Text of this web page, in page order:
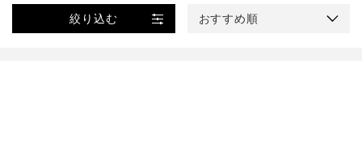
絞り込む おすすめ順